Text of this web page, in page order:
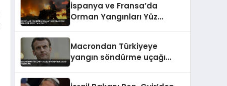
İspanya ve Fransa’da
Orman Yangınları Yüz
Macrondan Türkiyeye
yangın söndürme uçağı